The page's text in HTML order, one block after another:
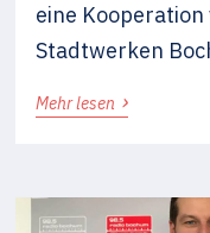
eine
Stadtwerken
Mehr lesen ›